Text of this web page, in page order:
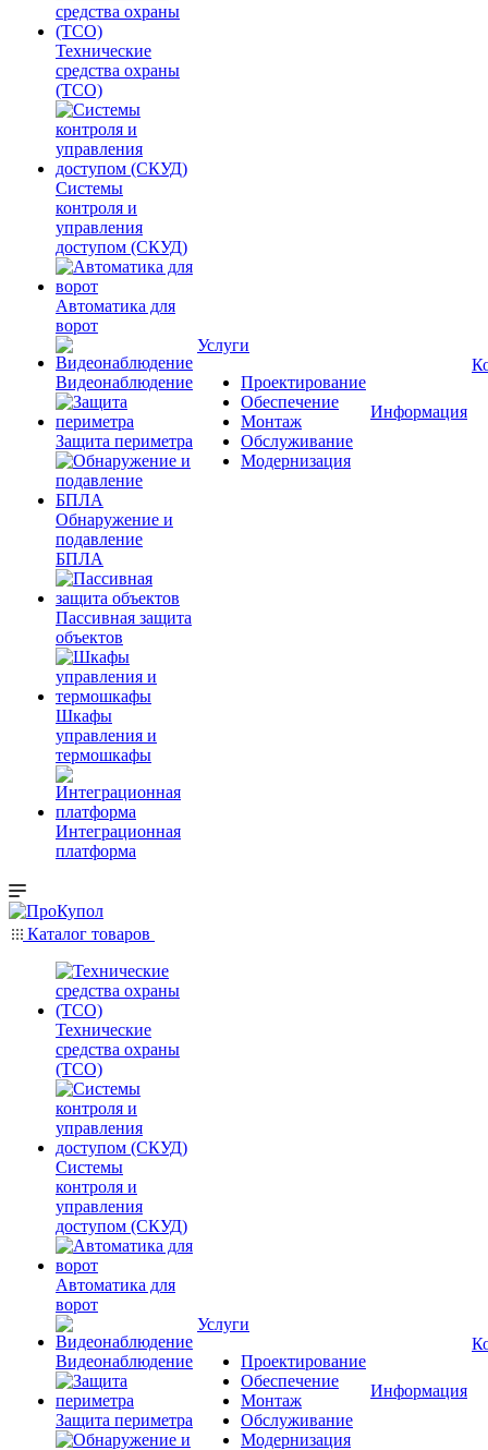
Технические
средства охраны
(ТСО)
Системы
контроля и
управления
доступом (СКУД)
Автоматика для
ворот
Видеонаблюдение
Защита периметра
Обнаружение и
подавление
БПЛА
Пассивная защита
объектов
Шкафы
управления и
термошкафы
Интеграционная
платформа
Услуги
Проектирование
Обеспечение
Монтаж
Обслуживание
Модернизация
Информация
Каталог товаров
Технические
средства охраны
(ТСО)
Системы
контроля и
управления
доступом (СКУД)
Автоматика для
ворот
Видеонаблюдение
Защита периметра
Услуги
Проектирование
Обеспечение
Монтаж
Обслуживание
Модернизация
Информация